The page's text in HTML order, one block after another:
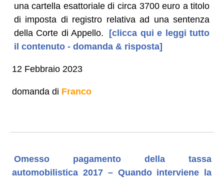
una cartella esattoriale di circa 3700 euro a titolo
di imposta di registro relativa ad una sentenza
della Corte di Appello.
[clicca qui e leggi tutto
il contenuto - domanda & risposta]
12 Febbraio 2023
domanda di Franco
Omesso pagamento della tassa
automobilistica 2017 – Quando interviene la